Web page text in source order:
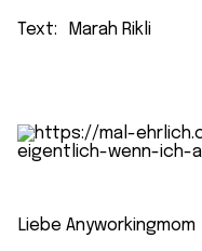
Text: Marah Rikli
Liebe Anyworkingmom